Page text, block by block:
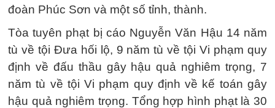
đoàn Phúc Sơn và một số tỉnh, thành.
Tòa tuyên phạt bị cáo Nguyễn Văn Hậu 14 năm
tù về tội Đưa hối lộ, 9 năm tù về tội Vi phạm quy
định về đấu thầu gây hậu quả nghiêm trọng, 7
năm tù về tội Vi phạm quy định về kế toán gây
hậu quả nghiêm trọng. Tổng hợp hình phạt là 30